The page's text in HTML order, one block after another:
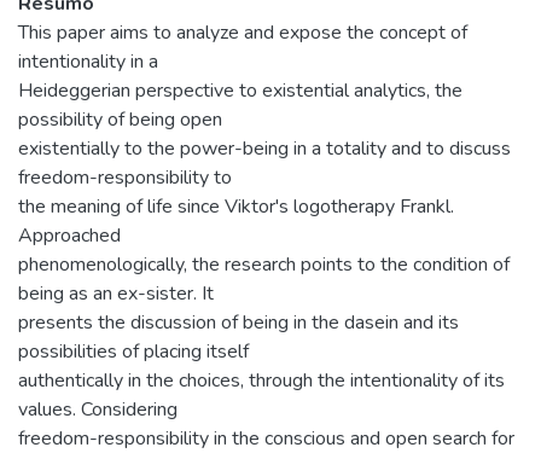
This paper aims to analyze and expose the concept of
intentionality in a
Heideggerian perspective to existential analytics, the
possibility of being open
existentially to the power-being in a totality and to discuss
freedom-responsibility to
the meaning of life since Viktor's logotherapy Frankl.
Approached
phenomenologically, the research points to the condition of
being as an ex-sister. It
presents the discussion of being in the dasein and its
possibilities of placing itself
authentically in the choices, through the intentionality of its
values. Considering
freedom-responsibility in the conscious and open search for